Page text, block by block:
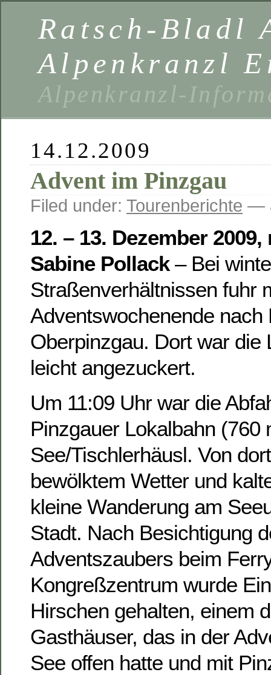
Ratsch-Bladl
Alpenkranzl
Alpenkranzl-
14.12.2009
Advent im Pinzgau
Filed under: Tourenberichte —
12. – 13. Dezember
Sabine Pollack– Bei
Straßenverhältnissen fuhr
Adventswochenende nach
Oberpinzgau. Dort war die
leicht angezuckert.
Um 11:09 Uhr war die
Pinzgauer Lokalbahn (760
See/Tischlerhäusl. Von
bewölktem Wetter und
kleine Wanderung am
Stadt. Nach Besichtigung
Adventszaubers beim
Kongreßzentrum wurde
Hirschen gehalten, einem
Gasthäuser, das in der
See offen hatte und mit